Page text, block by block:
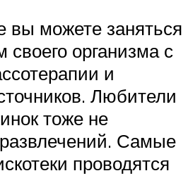
вы можете заняться
своего организма с
и
Любители
тоже не
Самые
проводятся